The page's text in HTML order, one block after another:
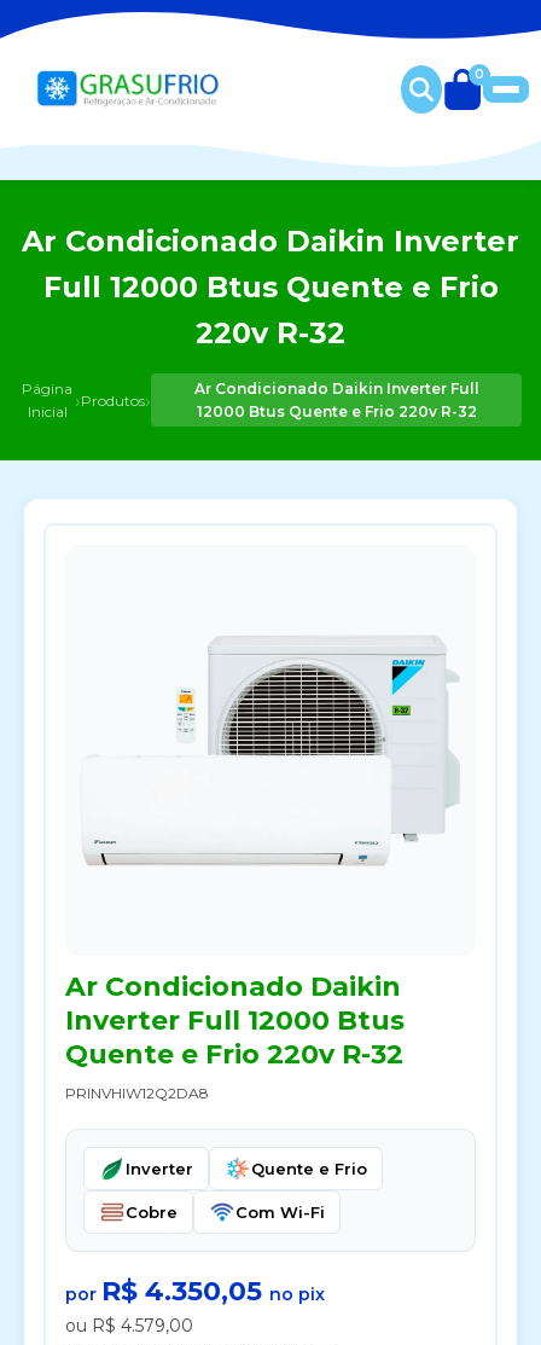
0
Ar Condicionado Daikin Inverter
Full 12000 Btus Quente e Frio
220v R-32
Página
Inicial ›Produtos›
Ar Condicionado Daikin Inverter Full
12000 Btus Quente e Frio 220v R-32
Ar Condicionado Daikin
Inverter Full 12000 Btus
Quente e Frio 220v R-32
PRINVHIW12Q2DA8
Inverter Quente e Frio
Cobre Com Wi-Fi
por R$ 4.350,05 no pix
ou R$ 4.579,00